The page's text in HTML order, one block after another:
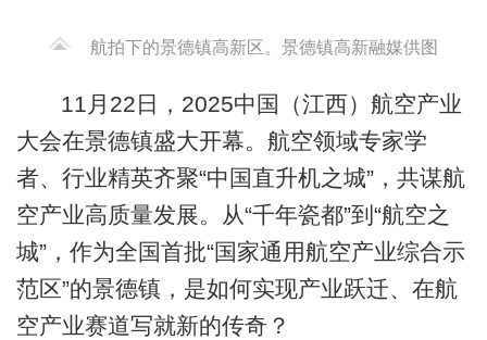
航拍下的景德镇高新区。景德镇高新融媒供图
11月22日，2025中国（江西）航空产业
大会在景德镇盛大开幕。航空领域专家学
者、行业精英齐聚“中国直升机之城”，共谋航
空产业高质量发展。从“千年瓷都”到“航空之
城”，作为全国首批“国家通用航空产业综合示
范区”的景德镇，是如何实现产业跃迁、在航
空产业赛道写就新的传奇？